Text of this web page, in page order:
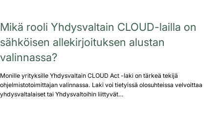
Mikä rooli Yhdysvaltain CLOUD-lailla on
sähköisen allekirjoituksen alustan
valinnassa?
Monille yrityksille Yhdysvaltain CLOUD Act -laki on tärkeä tekijä
ohjelmistotoimittajan valinnassa. Laki voi tietyissä olosuhteissa velvoittaa
yhdysvaltalaiset tai Yhdysvaltoihin liittyvät…